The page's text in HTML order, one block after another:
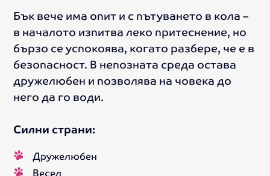
Бък вече има опит и с пътуването в кола –
в началото изпитва леко притеснение, но
бързо се успокоява, когато разбере, че е в
безопасност. В непозната среда остава
дружелюбен и позволява на човека до
него да го води.
Силни страни:
Дружелюбен
Весел